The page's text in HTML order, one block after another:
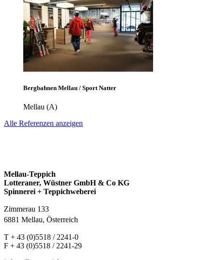
Bergbahnen Mellau / Sport Natter
Mellau (A)
Alle Referenzen anzeigen
Mellau-Teppich
Lotteraner, Wüstner GmbH & Co KG
Spinnerei + Teppichweberei
Zimmerau 133
6881 Mellau, Österreich
T + 43 (0)5518 / 2241-0
F + 43 (0)5518 / 2241-29